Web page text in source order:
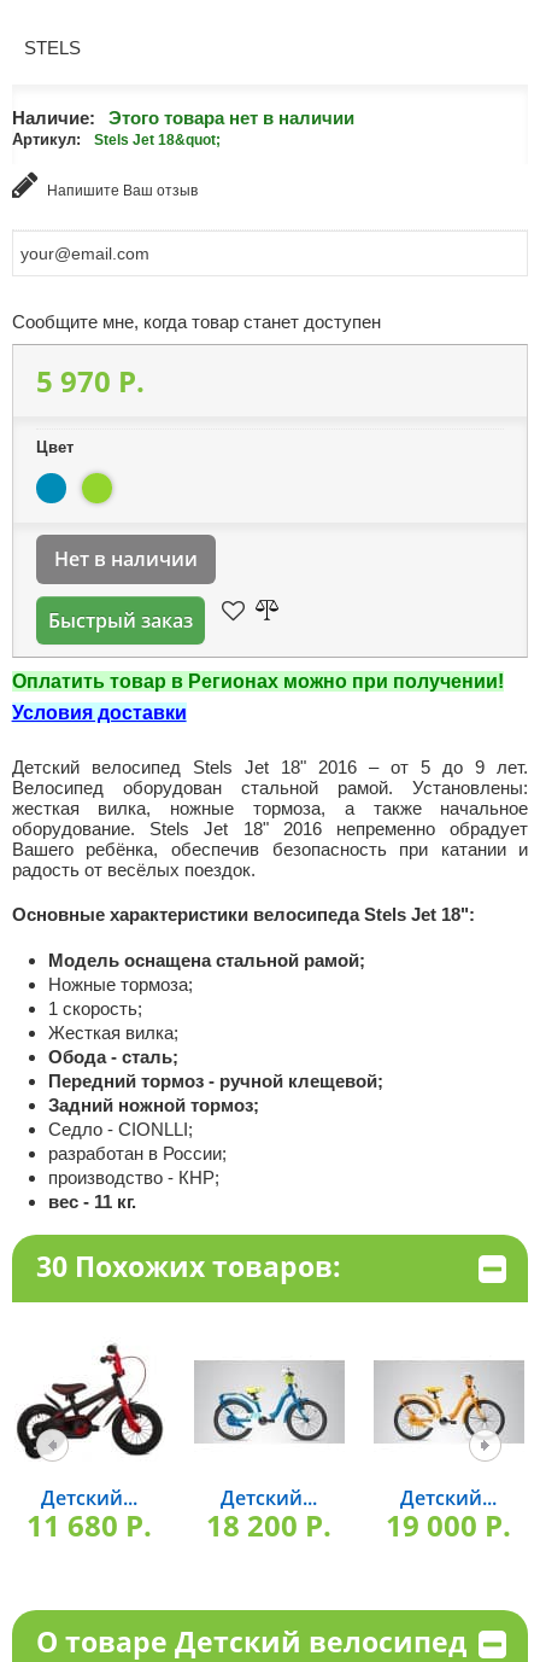
STELS
Наличие: Этого товара нет в наличии
Артикул: Stels Jet 18&quot;
Напишите Ваш отзыв
Сообщите мне, когда товар станет доступен
5 970 P.
Цвет
Нет в наличии
Быстрый заказ
Оплатить товар в Регионах можно при получении!
Условия доставки
Детский велосипед Stels Jet 18" 2016 – от 5 до 9 лет.
Велосипед оборудован стальной рамой. Установлены:
жесткая вилка, ножные тормоза, а также начальное
оборудование. Stels Jet 18" 2016 непременно обрадует
Вашего ребёнка, обеспечив безопасность при катании и
радость от весёлых поездок.
Основные характеристики велосипеда Stels Jet 18":
Модель оснащена стальной рамой;
Ножные тормоза;
1 скорость;
Жесткая вилка;
Обода - сталь;
Передний тормоз - ручной клещевой;
Задний ножной тормоз;
Седло - CIONLLI;
разработан в России;
производство - КНР;
вес - 11 кг.
30 Похожих товаров:
Детский...
11 680 P.
Детский...
18 200 P.
Детский...
19 000 P.
О товаре Детский велосипед